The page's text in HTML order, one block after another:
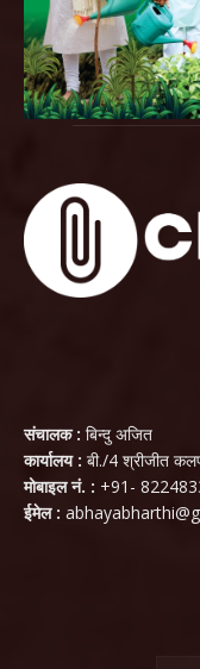
संचालक : बिन्दु अजित
कार्यालय : बी./4 श्रीजीत
मोबाइल नं. : +91-
ईमेल :